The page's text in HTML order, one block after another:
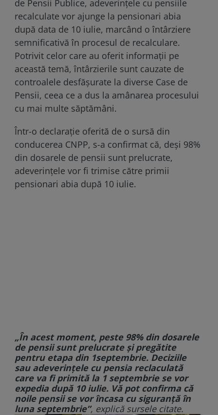
de Pensii Publice, adeverințele cu pensiile
recalculate vor ajunge la pensionari abia
după data de 10 iulie, marcând o întârziere
semnificativă în procesul de recalculare.
Potrivit celor care au oferit informații pe
această temă, întârzierile sunt cauzate de
controalele desfășurate la diverse Case de
Pensii, ceea ce a dus la amânarea procesului
cu mai multe săptămâni.
Într-o declarație oferită de o sursă din
conducerea CNPP, s-a confirmat că, deși 98%
din dosarele de pensii sunt prelucrate,
adeverințele vor fi trimise către primii
pensionari abia după 10 iulie.
„În acest moment, peste 98% din dosarele
de pensii sunt prelucrate și pregătite
pentru etapa din 1septembrie. Deciziile
sau adeverințele cu pensia reclaculată
care va fi primită la 1 septembrie se vor
expedia după 10 iulie. Vă pot confirma că
noile pensii se vor încasa cu siguranță în
luna septembrie”, explică sursele citate.